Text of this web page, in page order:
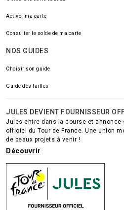
Activer ma carte
Consulter le solde de ma carte
NOS GUIDES
Choisir son guide
Guide des tailles
JULES DEVIENT FOURNISSEUR
Jules entre dans la course et annonce
officiel du Tour de France. Une union
de beaux projets à venir !
Découvrir